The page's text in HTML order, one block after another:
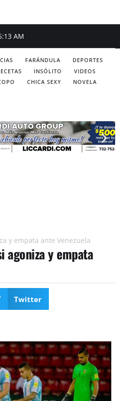
AM
FARÁNDULA
DEPORTES
INSÓLITO
VIDEOS
CHICA SEXY NOVELA
y empata ante Venezuela
agoniza y empata
Twitter